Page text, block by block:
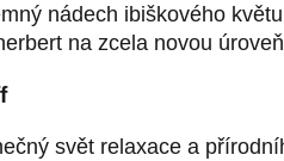
nádech ibiškového
na zcela novou
svět relaxace a